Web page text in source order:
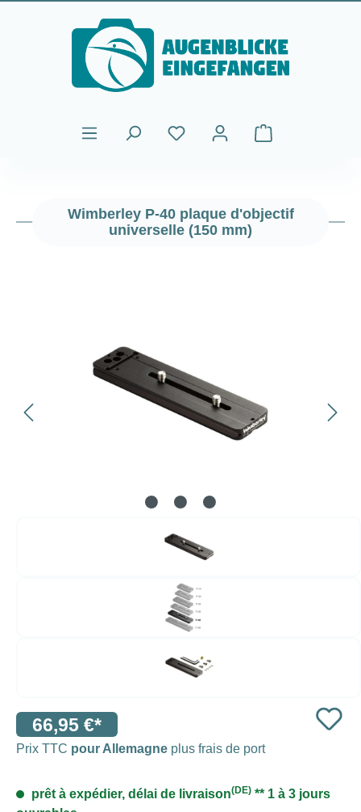
Passer au contenu principal
Le panier
Wimberley P-40 plaque d'objectif
universelle (150 mm)
66,95 €*
Prix TTC pour Allemagne plus frais de port
prêt à expédier, délai de livraison(DE) ** 1 à 3 jours